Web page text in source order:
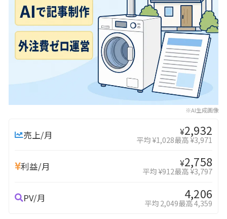
※AI生成画像
売上/月 ¥2,932
平均 ¥1,028最高 ¥3,971
利益/月 ¥2,758
平均 ¥912最高 ¥3,797
PV/月 4,206
平均 2,049最高 4,359